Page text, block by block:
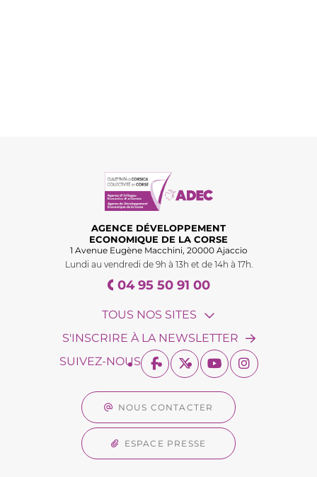
AGENCE DÉVELOPPEMENT
ECONOMIQUE DE LA CORSE
1 Avenue Eugène Macchini, 20000 Ajaccio
Lundi au vendredi de 9h à 13h et de 14h à 17h.
04 95 50 91 00
TOUS NOS SITES
S'INSCRIRE À LA NEWSLETTER
SUIVEZ-NOUS
NOUS CONTACTER
ESPACE PRESSE